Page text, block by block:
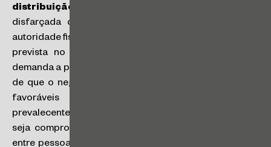
distribuição disfarçada de lucros
disfarçada de lucros deverá ser comprovada pela
autoridade fiscal, de modo que a hipótese de presunção
prevista no art. 60, VII do Decreto-lei nº 1.598/77
demanda a prova do fato indiciário legalmente previsto,
de que o negócio foi celebrado com condições mais
favoráveis para a pessoa ligada do que as
prevalecentes no mercado. Nesse sentido, para que
seja comprovada a distribuição disfarçada de lucros
entre pessoas ligadas é necessário que se demonstre,